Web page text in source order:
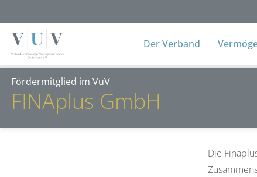
Der Verband
Fördermitglied im VuV
FINAplus GmbH
Die